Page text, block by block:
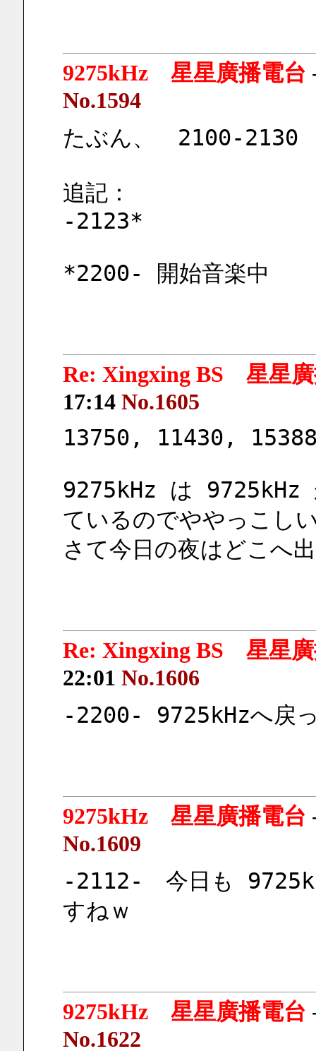
9275kHz 星星廣播電台
No.1594
たぶん、　2100-2130
追記：
-2123*
*2200- 開始音楽中
Re: Xingxing BS 星星
17:14 No.1605
13750, 11430,
9275kHz は 9725kHz
ているのでややっこし
さて今日の夜はどこへ
Re: Xingxing BS 星星
22:01 No.1606
-2200- 9725kHzへ戻
9275kHz 星星廣播電台
No.1609
-2112-　今日も
すねｗ
9275kHz 星星廣播電台
No.1622